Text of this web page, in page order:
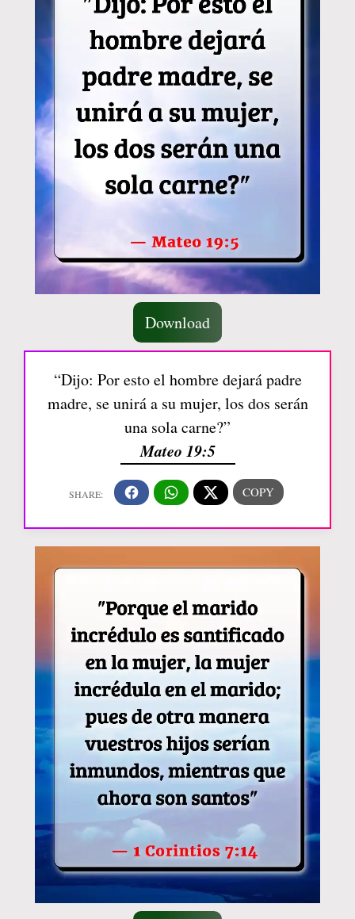
Download
“Dijo: Por esto el hombre dejará padre
madre, se unirá a su mujer, los dos serán
una sola carne?”
Mateo 19:5